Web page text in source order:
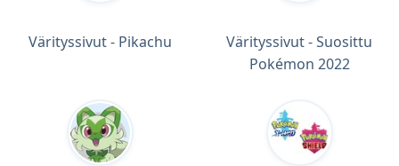
Värityssivut - Pikachu
Värityssivut - Suosittu
Pokémon 2022